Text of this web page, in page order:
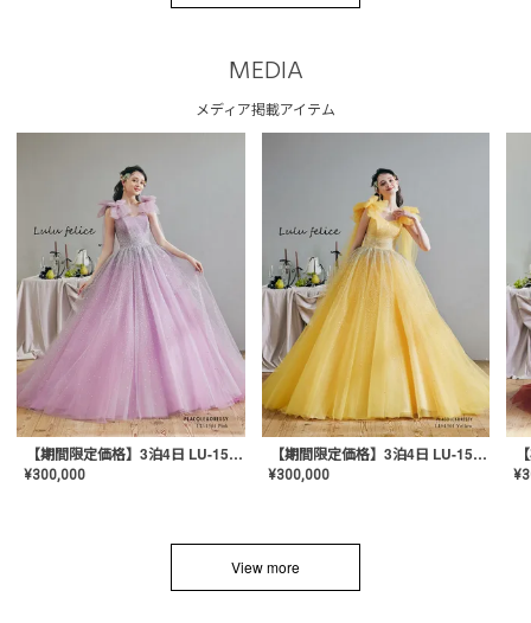
MEDIA
メディア掲載アイテム
【期間限定価格】3泊4日 LU-1501(Pink)
¥300,000
【期間限定価格】3泊4日 LU-1501(Yellow)
¥300,000 ¥
View more